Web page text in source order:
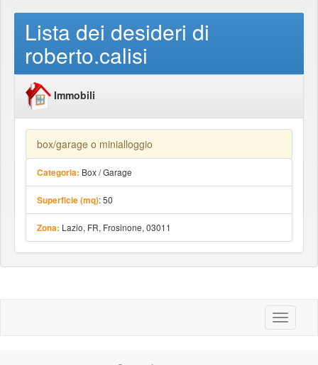
Lista dei desideri di
roberto.calisi
Immobili
box/garage o minialloggio
Categoria: Box / Garage
Superficie (mq): 50
Zona: Lazio, FR, Frosinone, 03011
Toggle